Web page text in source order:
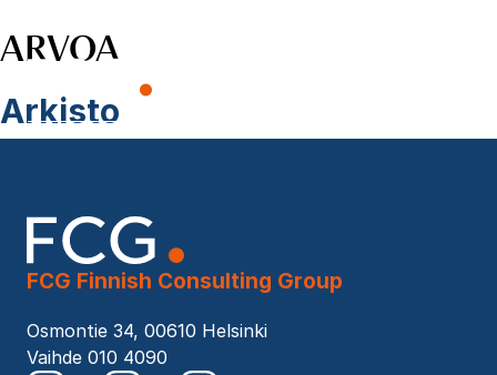
Skip
to
ARVOA
Arkisto
FCG Finnish Consulting Group
Osmontie 34, 00610 Helsinki
Vaihde 010 4090